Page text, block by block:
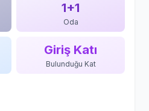
1+1
Oda
Giriş Katı
Bulunduğu Kat